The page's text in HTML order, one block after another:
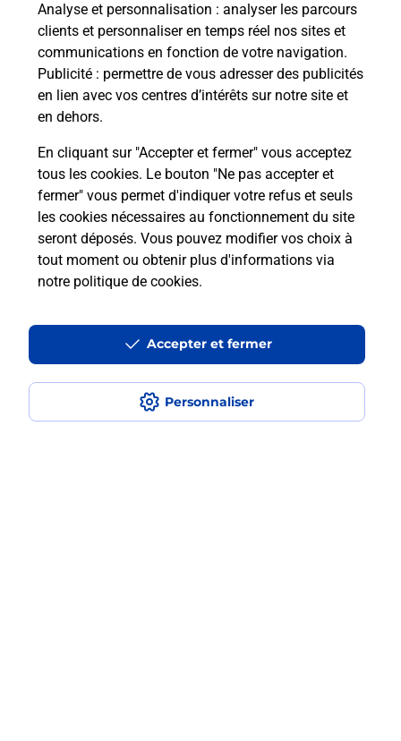
Analyse et personnalisation : analyser les parcours
clients et personnaliser en temps réel nos sites et
communications en fonction de votre navigation.
Publicité : permettre de vous adresser des publicités
en lien avec vos centres d’intérêts sur notre site et
en dehors.
En cliquant sur "Accepter et fermer" vous acceptez
tous les cookies. Le bouton "Ne pas accepter et
fermer" vous permet d'indiquer votre refus et seuls
les cookies nécessaires au fonctionnement du site
seront déposés. Vous pouvez modifier vos choix à
tout moment ou obtenir plus d'informations via
notre politique de cookies.
Personnaliser
Accepter et fermer
Questions fréquemment posées
Quel réseau utilise La Poste Mobile ?
Est-ce que je peux garder mon
numéro de mobile gratuitement ?
Est-ce que je peux bénéficier de la 5G
avec La Poste Mobile ?
à l’étranger avec La Poste Mobile ?
Est-ce que je peux payer mon
smartphone Samsung en plusieurs
fois avec La Poste Mobile ?